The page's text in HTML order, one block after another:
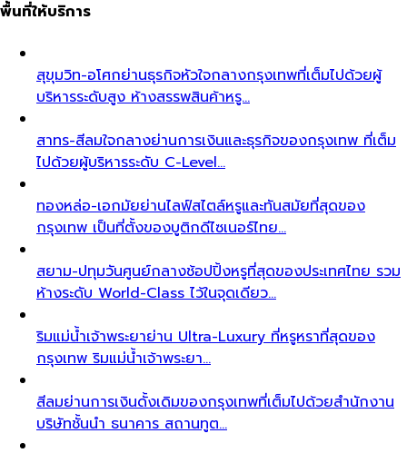
พื้นที่ให้บริการ
สุขุมวิท-อโศกย่านธุรกิจหัวใจกลางกรุงเทพที่เต็มไปด้วยผู้
บริหารระดับสูง ห้างสรรพสินค้าหรู…
สาทร-สีลมใจกลางย่านการเงินและธุรกิจของกรุงเทพ ที่เต็ม
ไปด้วยผู้บริหารระดับ C-Level…
ทองหล่อ-เอกมัยย่านไลฟ์สไตล์หรูและทันสมัยที่สุดของ
กรุงเทพ เป็นที่ตั้งของบูติกดีไซเนอร์ไทย…
สยาม-ปทุมวันศูนย์กลางช้อปปิ้งหรูที่สุดของประเทศไทย รวม
ห้างระดับ World-Class ไว้ในจุดเดียว…
ริมแม่น้ำเจ้าพระยาย่าน Ultra-Luxury ที่หรูหราที่สุดของ
กรุงเทพ ริมแม่น้ำเจ้าพระยา…
สีลมย่านการเงินดั้งเดิมของกรุงเทพที่เต็มไปด้วยสำนักงาน
บริษัทชั้นนำ ธนาคาร สถานทูต…